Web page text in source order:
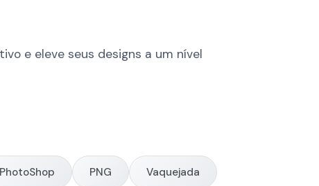
e eleve seus designs a um nível
PhotoShop PNG Vaquejada